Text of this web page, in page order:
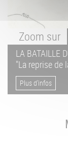
Zoom sur
LA BATAILLE
"La reprise de
Plus d'infos